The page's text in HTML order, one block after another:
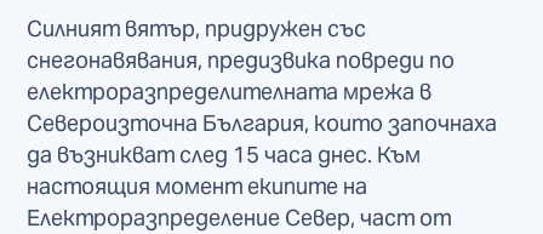
Силният вятър, придружен със
снегонавявания, предизвика повреди по
електроразпределителната мрежа в
Североизточна България, които започнаха
да възникват след 15 часа днес. Към
настоящия момент екипите на
Електроразпределение Север, част от